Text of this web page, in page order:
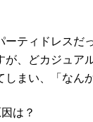
ーティドレスだ
が、どカジュア
しまい、「なん
は？